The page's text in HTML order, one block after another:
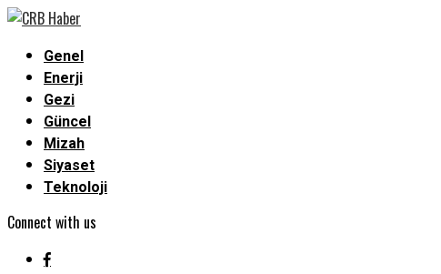
Genel
Enerji
Gezi
Güncel
Mizah
Siyaset
Teknoloji
Connect with us